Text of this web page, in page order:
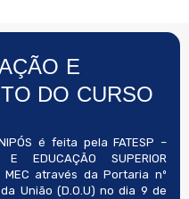
E
DO CURSO
é feita pela FATESP –
E EDUCAÇÃO SUPERIOR
MEC através da Portaria nº
União (D.O.U) no dia 9 de